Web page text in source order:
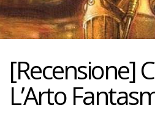
[Recensione]
L’Arto